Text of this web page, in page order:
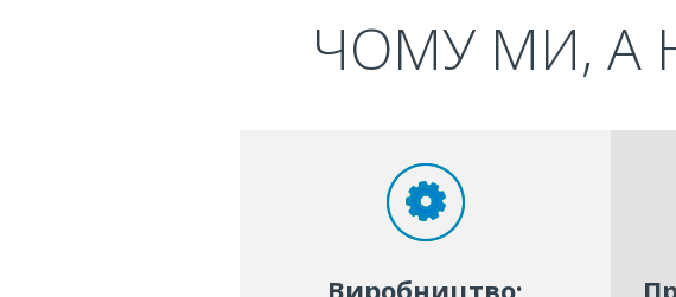
ЧОМУ МИ, А
Виробництво: